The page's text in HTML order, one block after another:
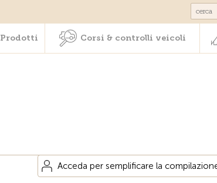
Corsi & controlli
Prodotti Corsi & controlli veicoli
Acceda per semplificare la